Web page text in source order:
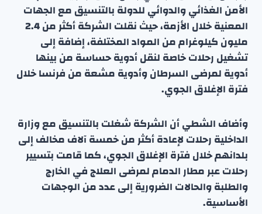
الأمن الغذائي والدوائي للدولة بالتنسيق مع الجهات
المعنية خلال الأزمة، حيث نقلت الشركة أكثر من 2.4
مليون كيلوغرام من المواد المختلفة، إضافة إلى
تشغيل رحلات خاصة لنقل أدوية حساسة من بينها
أدوية لمرضى السرطان وأدوية مشعة من فرنسا خلال
فترة الإغلاق الجوي.
وأضاف الشطي أن الشركة شغلت بالتنسيق مع وزارة
الداخلية رحلات لإعادة أكثر من خمسة آلاف مخالف إلى
بلدانهم خلال فترة الإغلاق الجوي، كما قامت بتسيير
رحلات عبر مطار الدمام لمرضى العلاج في الخارج
والطلبة والحالات الضرورية إلى عدد من الوجهات
الأساسية.